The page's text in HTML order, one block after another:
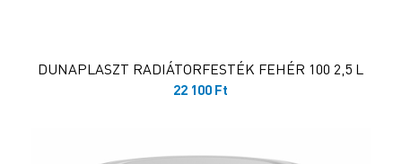
DUNAPLASZT RADIÁTORFESTÉK FEHÉR 100 2,5 L
22 100 Ft